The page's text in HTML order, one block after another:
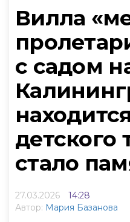
Вилла
с садом
детского
стало
27.03.2026
14:28
Автор: Мария Базанова